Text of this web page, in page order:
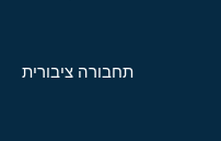
תחבורה ציבורית